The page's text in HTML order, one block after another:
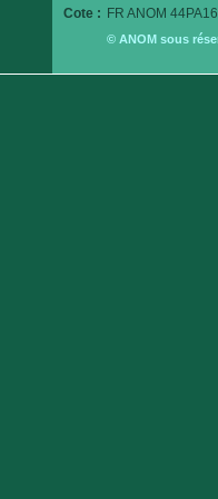
Cote : FR ANOM
© ANOM sous